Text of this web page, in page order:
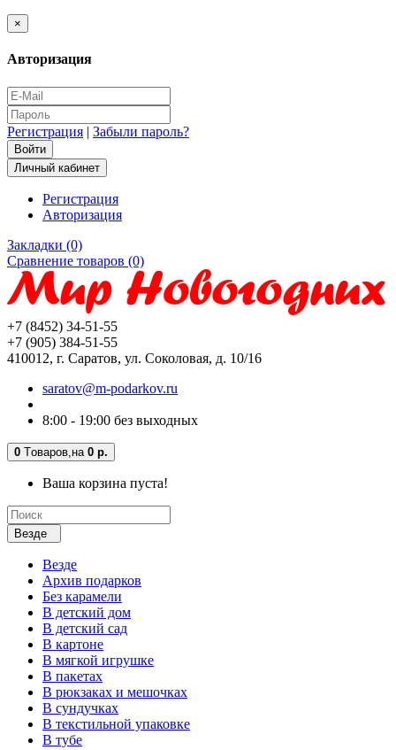
×
Авторизация
Регистрация | Забыли пароль?
Личный кабинет
Регистрация
Авторизация
Закладки (0)
Сравнение товаров (0)
+7 (8452) 34-51-55
+7 (905) 384-51-55
410012, г. Саратов, ул. Соколовая, д. 10/16
saratov@m-podarkov.ru
8:00 - 19:00 без выходных
0 Tоваров, на 0 р.
Ваша корзина пуста!
Везде
Везде
Архив подарков
Без карамели
В детский дом
В детский сад
В картоне
В мягкой игрушке
В пакетах
В рюкзаках и мешочках
В сундучках
В текстильной упаковке
В тубе